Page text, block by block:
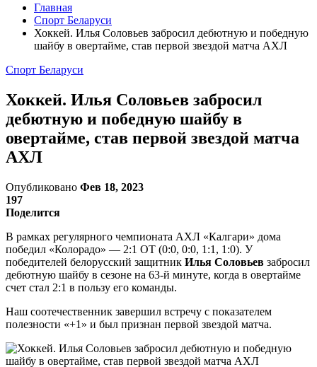
Главная
Спорт Беларуси
Хоккей. Илья Соловьев забросил дебютную и победную
шайбу в овертайме, став первой звездой матча АХЛ
Спорт Беларуси
Хоккей. Илья Соловьев забросил
дебютную и победную шайбу в
овертайме, став первой звездой матча
АХЛ
Опубликовано Фев 18, 2023
197
Поделится
В рамках регулярного чемпионата АХЛ «Калгари» дома
победил «Колорадо» — 2:1 ОТ (0:0, 0:0, 1:1, 1:0). У
победителей белорусский защитник Илья Соловьев забросил
дебютную шайбу в сезоне на 63-й минуте, когда в овертайме
счет стал 2:1 в пользу его команды.
Наш соотечественник завершил встречу с показателем
полезности «+1» и был признан первой звездой матча.